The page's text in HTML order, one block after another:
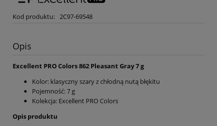
Kod produktu: 2C97-69548
Opis
Excellent PRO Colors 862 Pleasant Gray 7 g
Kolor: klasyczny szary z chłodną nutą błękitu
Pojemność: 7 g
Kolekcja: Excellent PRO Colors
Opis produktu